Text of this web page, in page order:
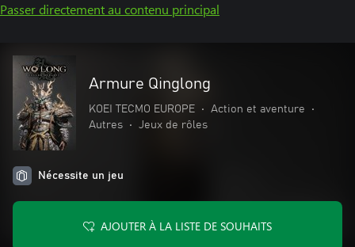
Passer directement au contenu principal
Armure Qinglong
KOEI TECMO EUROPE • Action et aventure
•
Autres
• Jeux de rôles
Nécessite un jeu
AJOUTER À LA LISTE DE SOUHAITS